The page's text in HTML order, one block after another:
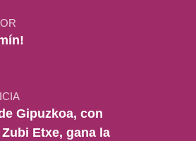
Gipuzkoa, con
Etxe, gana la